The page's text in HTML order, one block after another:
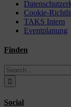
Cookie-
TAKS Intern
Eventplanung
Finden
Search
for:
Social